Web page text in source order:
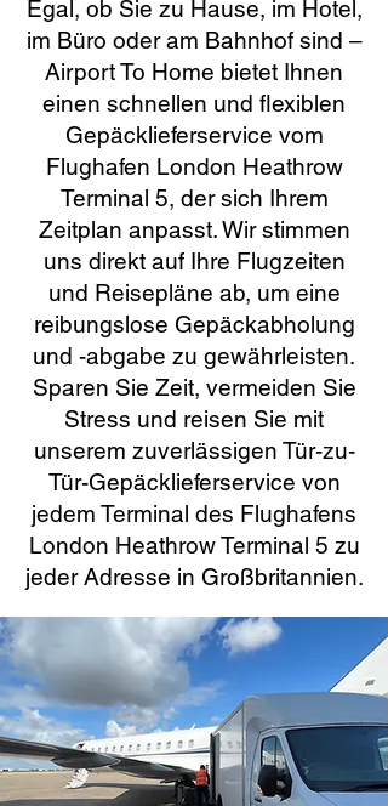
Egal, ob Sie zu Hause, im Hotel,
im Büro oder am Bahnhof sind –
Airport To Home bietet Ihnen
einen schnellen und flexiblen
Gepäcklieferservice vom
Flughafen London Heathrow
Terminal 5, der sich Ihrem
Zeitplan anpasst. Wir stimmen
uns direkt auf Ihre Flugzeiten
und Reisepläne ab, um eine
reibungslose Gepäckabholung
und -abgabe zu gewährleisten.
Sparen Sie Zeit, vermeiden Sie
Stress und reisen Sie mit
unserem zuverlässigen Tür-zu-
Tür-Gepäcklieferservice von
jedem Terminal des Flughafens
London Heathrow Terminal 5 zu
jeder Adresse in Großbritannien.